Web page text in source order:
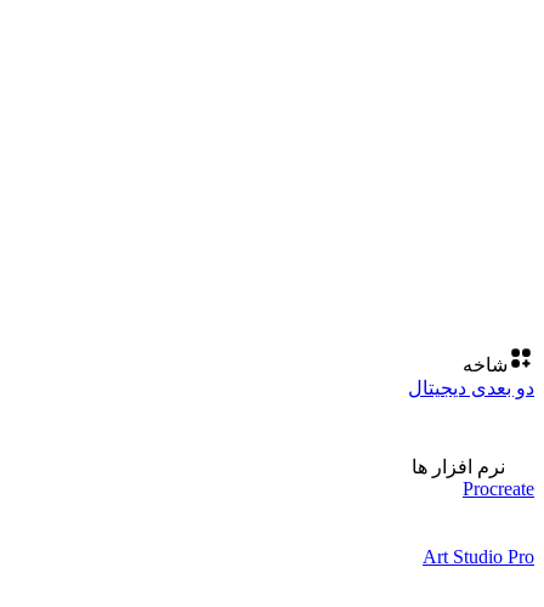
شاخه
دو بعدی دیجیتال
نرم افزار ها
Procreate
Art Studio Pro